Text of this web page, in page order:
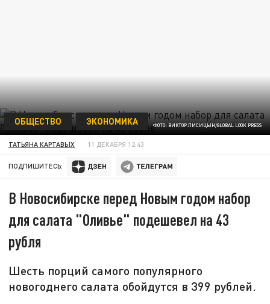
ФОТО: ВИКТОР ЛИСИЦЫН/GLOBAL LOOK PRESS
ОБЩЕСТВО ЭКОНОМИКА
ТАТЬЯНА КАРТАВЫХ 11 ДЕКАБРЯ 12:43
ПОДПИШИТЕСЬ:
В Новосибирске перед Новым годом набор
для салата "Оливье" подешевел на 43
рубля
Шесть порций самого популярного
новогоднего салата обойдутся в 399 рублей.